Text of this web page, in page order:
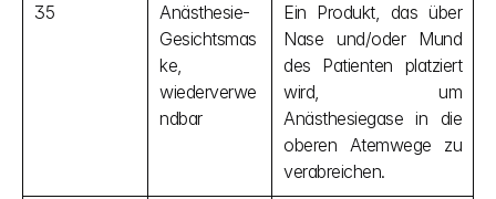
35
Anästhesie-
Gesichtsmas
ke,
wiederverwe
ndbar
Ein Produkt, das über
Nase und/oder Mund
des Patienten platziert
wird, um
Anästhesiegase in die
oberen Atemwege zu
verabreichen.